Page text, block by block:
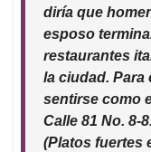
diría que
esposo
restaurantes
la ciudad. Para
sentirse como
Calle 81 No. 8-
(Platos fuertes